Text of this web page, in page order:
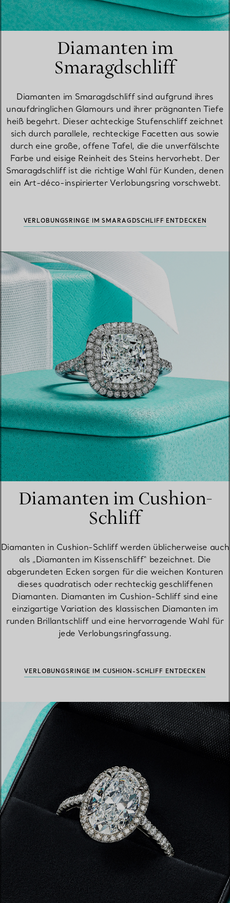
Diamanten im
Smaragdschliff
Diamanten im Smaragdschliff sind aufgrund ihres
unaufdringlichen Glamours und ihrer prägnanten Tiefe
heiß begehrt. Dieser achteckige Stufenschliff zeichnet
sich durch parallele, rechteckige Facetten aus sowie
durch eine große, offene Tafel, die die unverfälschte
Farbe und eisige Reinheit des Steins hervorhebt. Der
Smaragdschliff ist die richtige Wahl für Kunden, denen
ein Art-déco-inspirierter Verlobungsring vorschwebt.
VERLOBUNGSRINGE IM SMARAGDSCHLIFF ENTDECKEN
Diamanten im Cushion-
Schliff
Diamanten in Cushion-Schliff werden üblicherweise auch
als „Diamanten im Kissenschliff“ bezeichnet. Die
abgerundeten Ecken sorgen für die weichen Konturen
dieses quadratisch oder rechteckig geschliffenen
Diamanten. Diamanten im Cushion-Schliff sind eine
einzigartige Variation des klassischen Diamanten im
runden Brillantschliff und eine hervorragende Wahl für
jede Verlobungsringfassung.
VERLOBUNGSRINGE IM CUSHION-SCHLIFF ENTDECKEN